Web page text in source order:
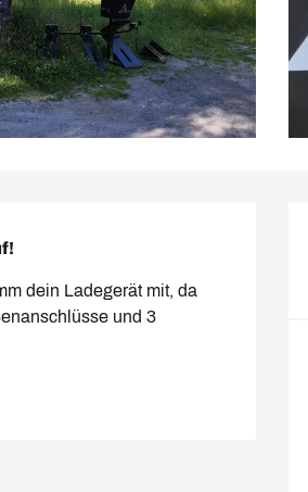
dein Ladegerät mit, da
und 3